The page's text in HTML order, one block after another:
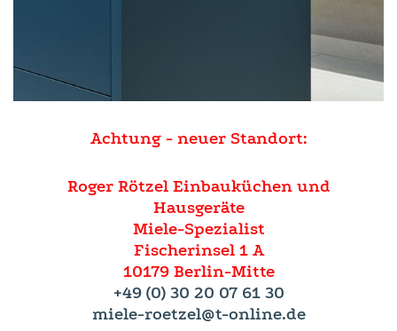
Achtung - neuer Standort:
Roger Rötzel Einbauküchen und
Hausgeräte
Miele-Spezialist
Fischerinsel 1 A
10179 Berlin-Mitte
+49 (0) 30 20 07 61 30
miele-roetzel@t-online.de